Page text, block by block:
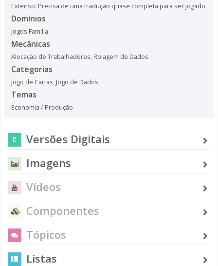
Extenso. Precisa de uma tradução quase completa para ser jogado.
Domínios
Jogos Família
Mecânicas
Alocação de Trabalhadores, Rolagem de Dados
Categorias
Jogo de Cartas, Jogo de Dados
Temas
Economia / Produção
Versões Digitais
Imagens
Vídeos
Componentes
Tópicos
Listas